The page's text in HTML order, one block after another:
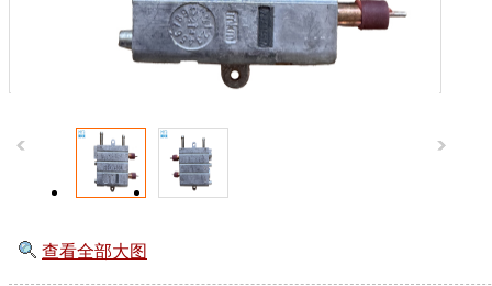
查看全部大图